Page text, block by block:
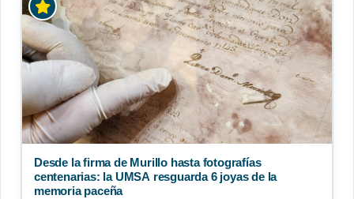
Desde la firma de Murillo hasta fotografías
centenarias: la UMSA resguarda 6 joyas de la
memoria paceña